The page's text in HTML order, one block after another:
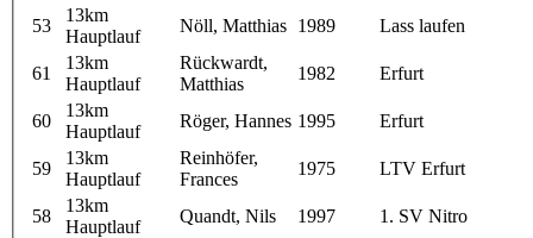
53
13km
Hauptlauf
Nöll, Matthias 1989 Lass laufen
61
13km
Hauptlauf
Rückwardt,
Matthias
1982 Erfurt
60
13km
Hauptlauf
Röger, Hannes 1995 Erfurt
59
13km
Hauptlauf
Reinhöfer,
Frances
1975 LTV Erfurt
58
13km
Hauptlauf
Quandt, Nils 1997 1. SV Nitro